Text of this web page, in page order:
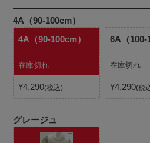
4A（90-100cm）
4A（90-100cm）
在庫切れ
¥4,290 税込
6A（100-
在庫切れ
¥4,290 税
グレージュ